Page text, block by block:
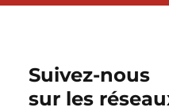
Suivez-nous
sur les